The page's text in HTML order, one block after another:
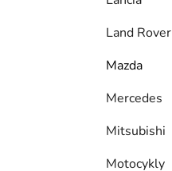
Land Rover
Mazda
Mercedes
Mitsubishi
Motocykly